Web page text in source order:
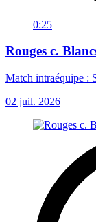
0:25
Rouges c.
Match intraéquipe :
02 juil. 2026